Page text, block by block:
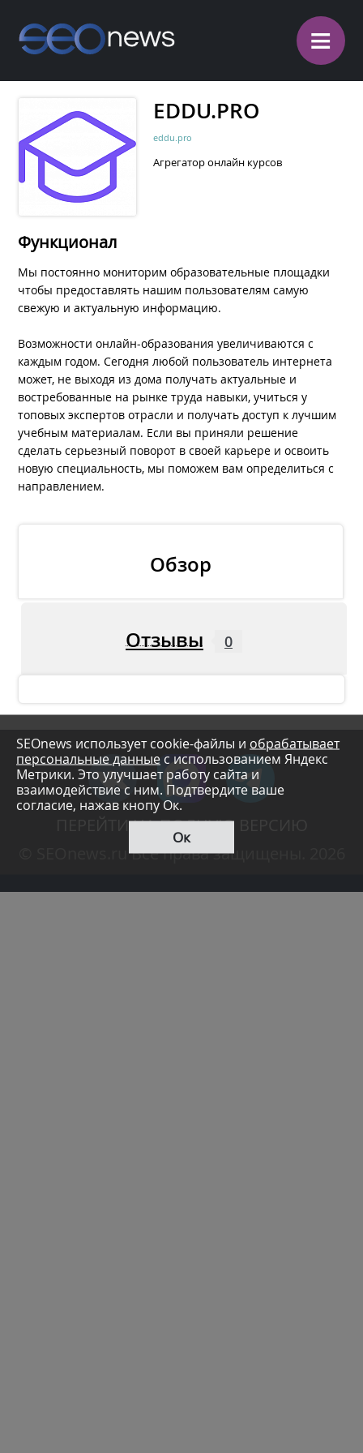
≡
EDDU.PRO
eddu.pro
Агрегатор онлайн курсов
Функционал
Мы постоянно мониторим образовательные площадки
чтобы предоставлять нашим пользователям самую
свежую и актуальную информацию.
Возможности онлайн-образования увеличиваются с
каждым годом. Сегодня любой пользователь интернета
может, не выходя из дома получать актуальные и
востребованные на рынке труда навыки, учиться у
топовых экспертов отрасли и получать доступ к лучшим
учебным материалам. Если вы приняли решение
сделать серьезный поворот в своей карьере и освоить
новую специальность, мы поможем вам определиться с
направлением.
Обзор
Отзывы 0
SEOnews использует cookie-файлы и обрабатывает
персональные данныес использованием Яндекс
Метрики. Это улучшает работу сайта и
взаимодействие с ним. Подтвердите ваше
согласие, нажав кнопу Ок.
Ок
ПЕРЕЙТИ НА ПОЛНУЮ ВЕРСИЮ
© SEOnews.ru Все права защищены. 2026